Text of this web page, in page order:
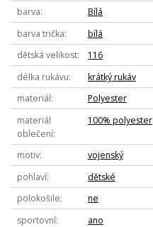
barva
Bílá
barva trička
bílá
dětská velikost
116
délka rukávu
krátký rukáv
materiál
Polyester
materiál
oblečení
100% polyester
motiv
vojenský
pohlaví
dětské
polokošile
ne
sportovní
ano